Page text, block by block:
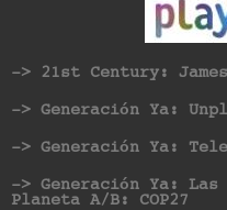
-> 21st Century:
-> Generación Ya:
-> Generación Ya:
-> Generación Ya:
Planeta A/B: COP27